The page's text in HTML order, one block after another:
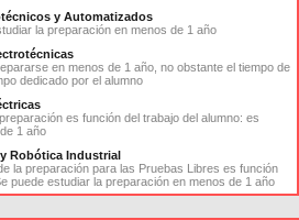
y Automatizados
la preparación en menos de 1 año
en menos de 1 año, no obstante el tiempo de
dedicado por el alumno
es función del trabajo del alumno: es
1 año
Robótica Industrial
la preparación para las Pruebas Libres es función
puede estudiar la preparación en menos de 1 año